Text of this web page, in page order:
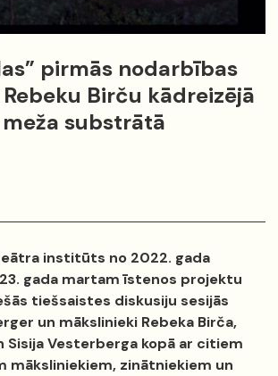
pirmās nodarbības
Birču kādreizējā
substrātā
institūts no 2022. gada
gada martam īstenos projektu
tiešsaistes diskusiju sesijās
un mākslinieki Rebeka Birča,
Sisija Vesterberga kopā ar citiem
zinātniekiem un